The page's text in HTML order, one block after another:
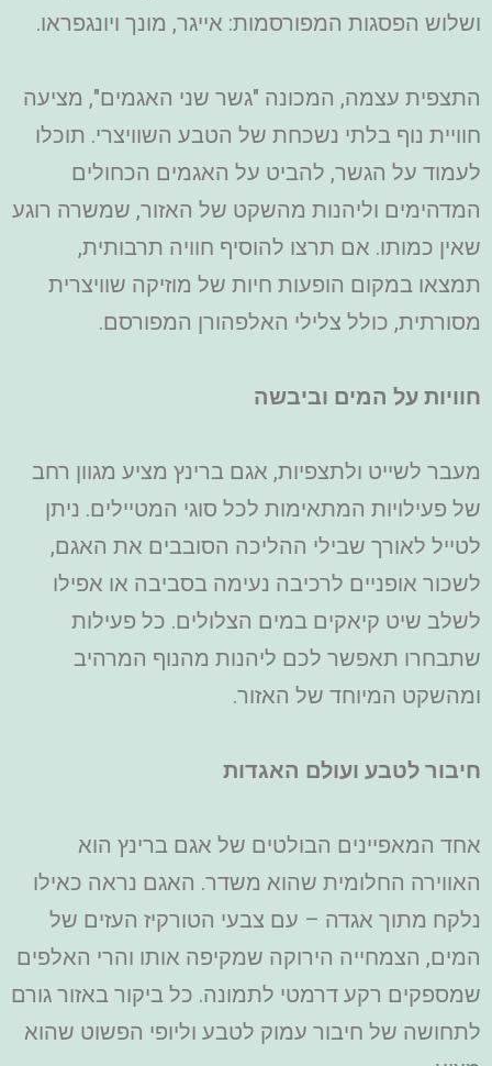
ושלוש הפסגות המפורסמות: אייגר, מונך ויונגפראו.
התצפית עצמה, המכונה "גשר שני האגמים", מציעה
חוויית נוף בלתי נשכחת של הטבע השוויצרי. תוכלו
לעמוד על הגשר, להביט על האגמים הכחולים
המדהימים וליהנות מהשקט של האזור, שמשרה רוגע
שאין כמותו. אם תרצו להוסיף חוויה תרבותית,
תמצאו במקום הופעות חיות של מוזיקה שוויצרית
מסורתית, כולל צלילי האלפהורן המפורסם.
חוויות על המים וביבשה
מעבר לשייט ולתצפיות, אגם ברינץ מציע מגוון רחב
של פעילויות המתאימות לכל סוגי המטיילים. ניתן
לטייל לאורך שבילי ההליכה הסובבים את האגם,
לשכור אופניים לרכיבה נעימה בסביבה או אפילו
לשלב שיט קיאקים במים הצלולים. כל פעילות
שתבחרו תאפשר לכם ליהנות מהנוף המרהיב
ומהשקט המיוחד של האזור.
חיבור לטבע ועולם האגדות
אחד המאפיינים הבולטים של אגם ברינץ הוא
האווירה החלומית שהוא משדר. האגם נראה כאילו
נלקח מתוך אגדה – עם צבעי הטורקיז העזים של
המים, הצמחייה הירוקה שמקיפה אותו והרי האלפים
שמספקים רקע דרמטי לתמונה. כל ביקור באזור גורם
לתחושה של חיבור עמוק לטבע וליופי הפשוט שהוא